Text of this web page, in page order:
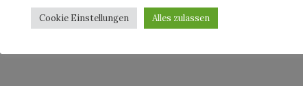
Cookie Einstellungen Alles zulassen